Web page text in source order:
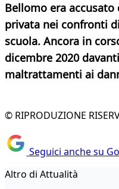
Bellomo era
privata nei confronti
scuola. Ancora in
dicembre 2020
maltrattamenti ai
© RIPRODUZIONE
Seguici anche su
Altro di Attualità